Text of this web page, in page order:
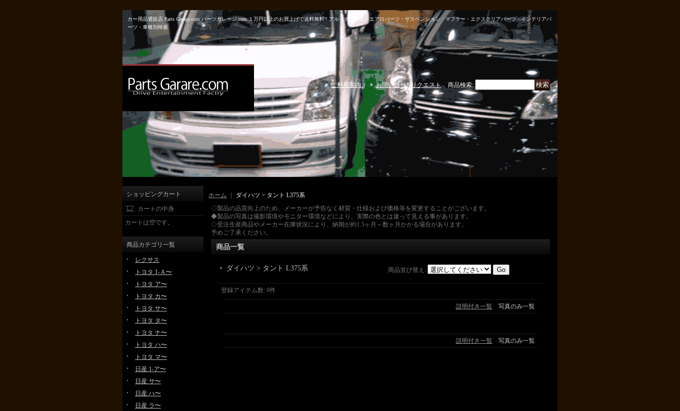
カー用品通販店 Parts Garage.com パーツガレージ.com １万円以上のお買上げで送料無料!! アルミホイール・エアロパーツ・サスペンション・マフラー・エクステリアパーツ・インテリアパ
ーツ・車種別検索
ご利用案内｜ お問い合せ&リクエスト 商品検索:
ショッピングカート
カートの中身
カートは空です。
商品カテゴリ一覧
レクサス
トヨタ 1-Ａ〜
トヨタ ア〜
トヨタ カ〜
トヨタ サ〜
トヨタ タ〜
トヨタ ナ〜
トヨタ ハ〜
トヨタ マ〜
日産 1-ア〜
日産 サ〜
日産 ハ〜
日産 ラ〜
ホーム
ダイハツ > タント L375系
◇製品の品質向上のため、メーカーが予告なく材質・仕様および価格等を変更することがございます。
◆製品の写真は撮影環境やモニター環境などにより、実際の色とは違って見える事があります。
◇受注生産商品やメーカー在庫状況により、納期が約1.5ヶ月～数ヶ月かかる場合があります。
予めご了承ください。
商品一覧
ダイハツ > タント L375系 商品並び替え :
登録アイテム数: 0件
説明付き一覧 写真のみ一覧
説明付き一覧 写真のみ一覧